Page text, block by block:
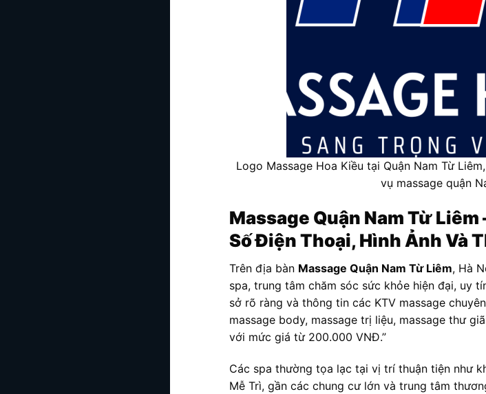
Logo Massage Hoa Kiều tại Quận Nam Từ
vụ massage quận
Massage Quận Nam Từ
Số Điện Thoại, Hình Ảnh Và
Trên địa bàn Massage Quận Nam Từ Liêm, Hà
spa, trung tâm chăm sóc sức khỏe hiện đại, uy
sở rõ ràng và thông tin các KTV massage
massage body, massage trị liệu, massage thư
với mức giá từ 200.000 VNĐ.”
Các spa thường tọa lạc tại vị trí thuận tiện như
Mễ Trì, gần các chung cư lớn và trung tâm